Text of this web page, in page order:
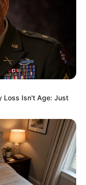
Loss Isn't Age: Just